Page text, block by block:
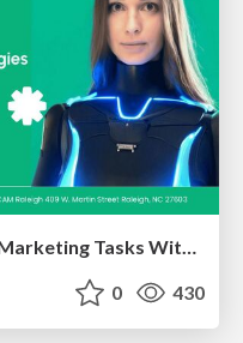
Kristin Tynski - Automating Marketing Tasks With AI
0 430